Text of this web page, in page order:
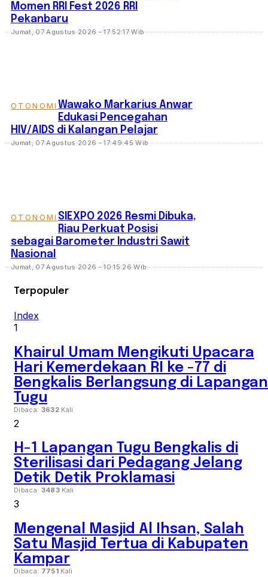
Momen RRI Fest 2026 RRI
Pekanbaru
Jumat, 07 Agustus 2026 - 17:52:17 Wib
OTONOMI ‎Wawako Markarius Anwar
Edukasi Pencegahan
HIV/AIDS di Kalangan Pelajar
Jumat, 07 Agustus 2026 - 17:49:45 Wib
OTONOMI SIEXPO 2026 Resmi Dibuka,
Riau Perkuat Posisi
sebagai Barometer Industri Sawit
Nasional
Jumat, 07 Agustus 2026 - 10:15:26 Wib
Terpopuler
Index
1
Khairul Umam Mengikuti Upacara
Hari Kemerdekaan RI ke -77 di
Bengkalis Berlangsung di Lapangan
Tugu
Dibaca: 3632Kali
2
H-1 Lapangan Tugu Bengkalis di
Sterilisasi dari Pedagang Jelang
Detik Detik Proklamasi
Dibaca: 3483Kali
3
Mengenal Masjid Al Ihsan, Salah
Satu Masjid Tertua di Kabupaten
Kampar
Dibaca: 7751Kali